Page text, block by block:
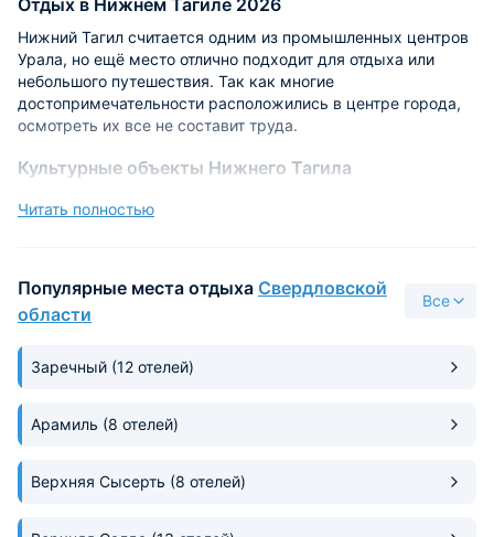
Отдых в Нижнем Тагиле 2026
Нижний Тагил считается одним из промышленных центров
Урала, но ещё место отлично подходит для отдыха или
небольшого путешествия. Так как многие
достопримечательности расположились в центре города,
осмотреть их все не составит труда.
Культурные объекты Нижнего Тагила
Каждому туристу следует посетить музей
Изобразительных искусств, потому как именно здесь
стеклянные статуэтки и прочие объекты декоративного
искусства.
Из интересных мест можно ещё посетить Музей-завод
истории развития техники и черной металлургии. Это
котором проводятся экскурсии. На них вам расскажут про
мартеновские печи, водонапорную башню и мостовой кран.
Еще на территории завода расположено оборудование 19-
20 веков, которое демонстрирует развитие технологий в
области металлургии.
Читать полностью
Популярные места отдыха Свердловской
области
Все
Заречный (12 отелей)
Арамиль (8 отелей)
Верхняя Сысерть (8 отелей)